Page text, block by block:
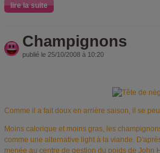
lire la suite
Champignons
publié le 25/10/2008 à 10:20
Comme il a fait doux en arrière saison, il se
Moins calorique et moins gras, les
comme une alternative light à la viande.
menée au centre de gestion du poids de John